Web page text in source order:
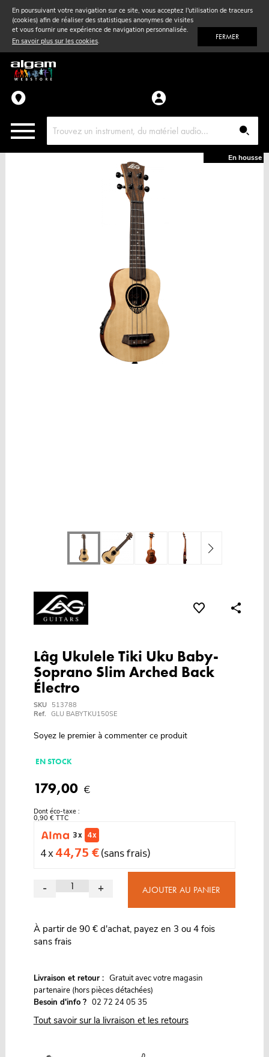
En poursuivant votre navigation sur ce site, vous acceptez l'utilisation de traceurs
(cookies) afin de réaliser des statistiques anonymes de visites
et vous fournir une expérience de navigation personnalisée.
En savoir plus sur les cookies. FERMER
Vent& Violon
Accessoires
Pièces détachées
En housse
Lâg Ukulele Tiki Uku Baby-
Soprano Slim Arched Back
Électro
SKU
513788
Ref. GLU BABYTKU150SE
Soyez le premier à commenter ce produit
EN STOCK
179,00 €
Dont éco-taxe :
0,90 € TTC
3 x
4 x
4 x 44,75 €(sans frais)
- + AJOUTER AU PANIER
À partir de 90 € d'achat, payez en 3 ou 4 fois
sans frais
Livraison et retour : Gratuit avec votre magasin
partenaire (hors pièces détachées)
Besoin d'info ? 02 72 24 05 35
Tout savoir sur la livraison et les retours